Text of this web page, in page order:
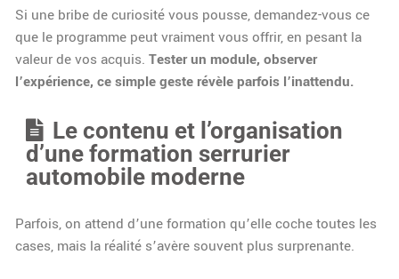
Si une bribe de curiosité vous pousse, demandez-vous ce
que le programme peut vraiment vous offrir, en pesant la
valeur de vos acquis. Tester un module, observer
l’expérience, ce simple geste révèle parfois l’inattendu.
Le contenu et l’organisation
d’une formation serrurier
automobile moderne
Parfois, on attend d’une formation qu’elle coche toutes les
cases, mais la réalité s’avère souvent plus surprenante.